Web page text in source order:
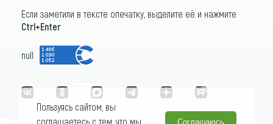
Если заметили в тексте опечатку, выделите её и нажмите
Ctrl+Enter
null
Пользуясь сайтом, вы
соглашаетесь с тем, что мы
Соглашаюсь